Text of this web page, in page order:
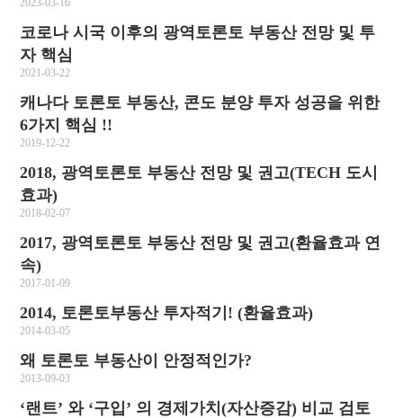
2023-03-16
코로나 시국 이후의 광역토론토 부동산 전망 및 투
자 핵심
2021-03-22
캐나다 토론토 부동산, 콘도 분양 투자 성공을 위한
6가지 핵심 !!
2019-12-22
2018, 광역토론토 부동산 전망 및 권고(TECH 도시
효과)
2018-02-07
2017, 광역토론토 부동산 전망 및 권고(환율효과 연
속)
2017-01-09
2014, 토론토부동산 투자적기! (환율효과)
2014-03-05
왜 토론토 부동산이 안정적인가?
2013-09-03
‘랜트’ 와 ‘구입’ 의 경제가치(자산증감) 비교 검토